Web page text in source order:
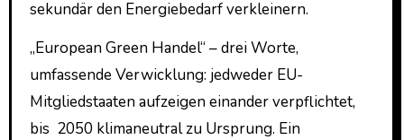
sekundär den Energiebedarf verkleinern.
„European Green Handel“ – drei Worte,
umfassende Verwicklung: jedweder EU-
Mitgliedstaaten aufzeigen einander verpflichtet,
bis 2050 klimaneutral zu Ursprung. Ein